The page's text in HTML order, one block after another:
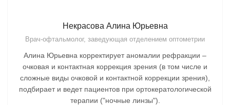
Некрасова Алина Юрьевна
Врач-офтальмолог, заведующая отделением оптометрии
Алина Юрьевна корректирует аномалии рефракции –
очковая и контактная коррекция зрения (в том числе и
сложные виды очковой и контактной коррекции зрения),
подбирает и ведет пациентов при ортокератологической
терапии ("ночные линзы").